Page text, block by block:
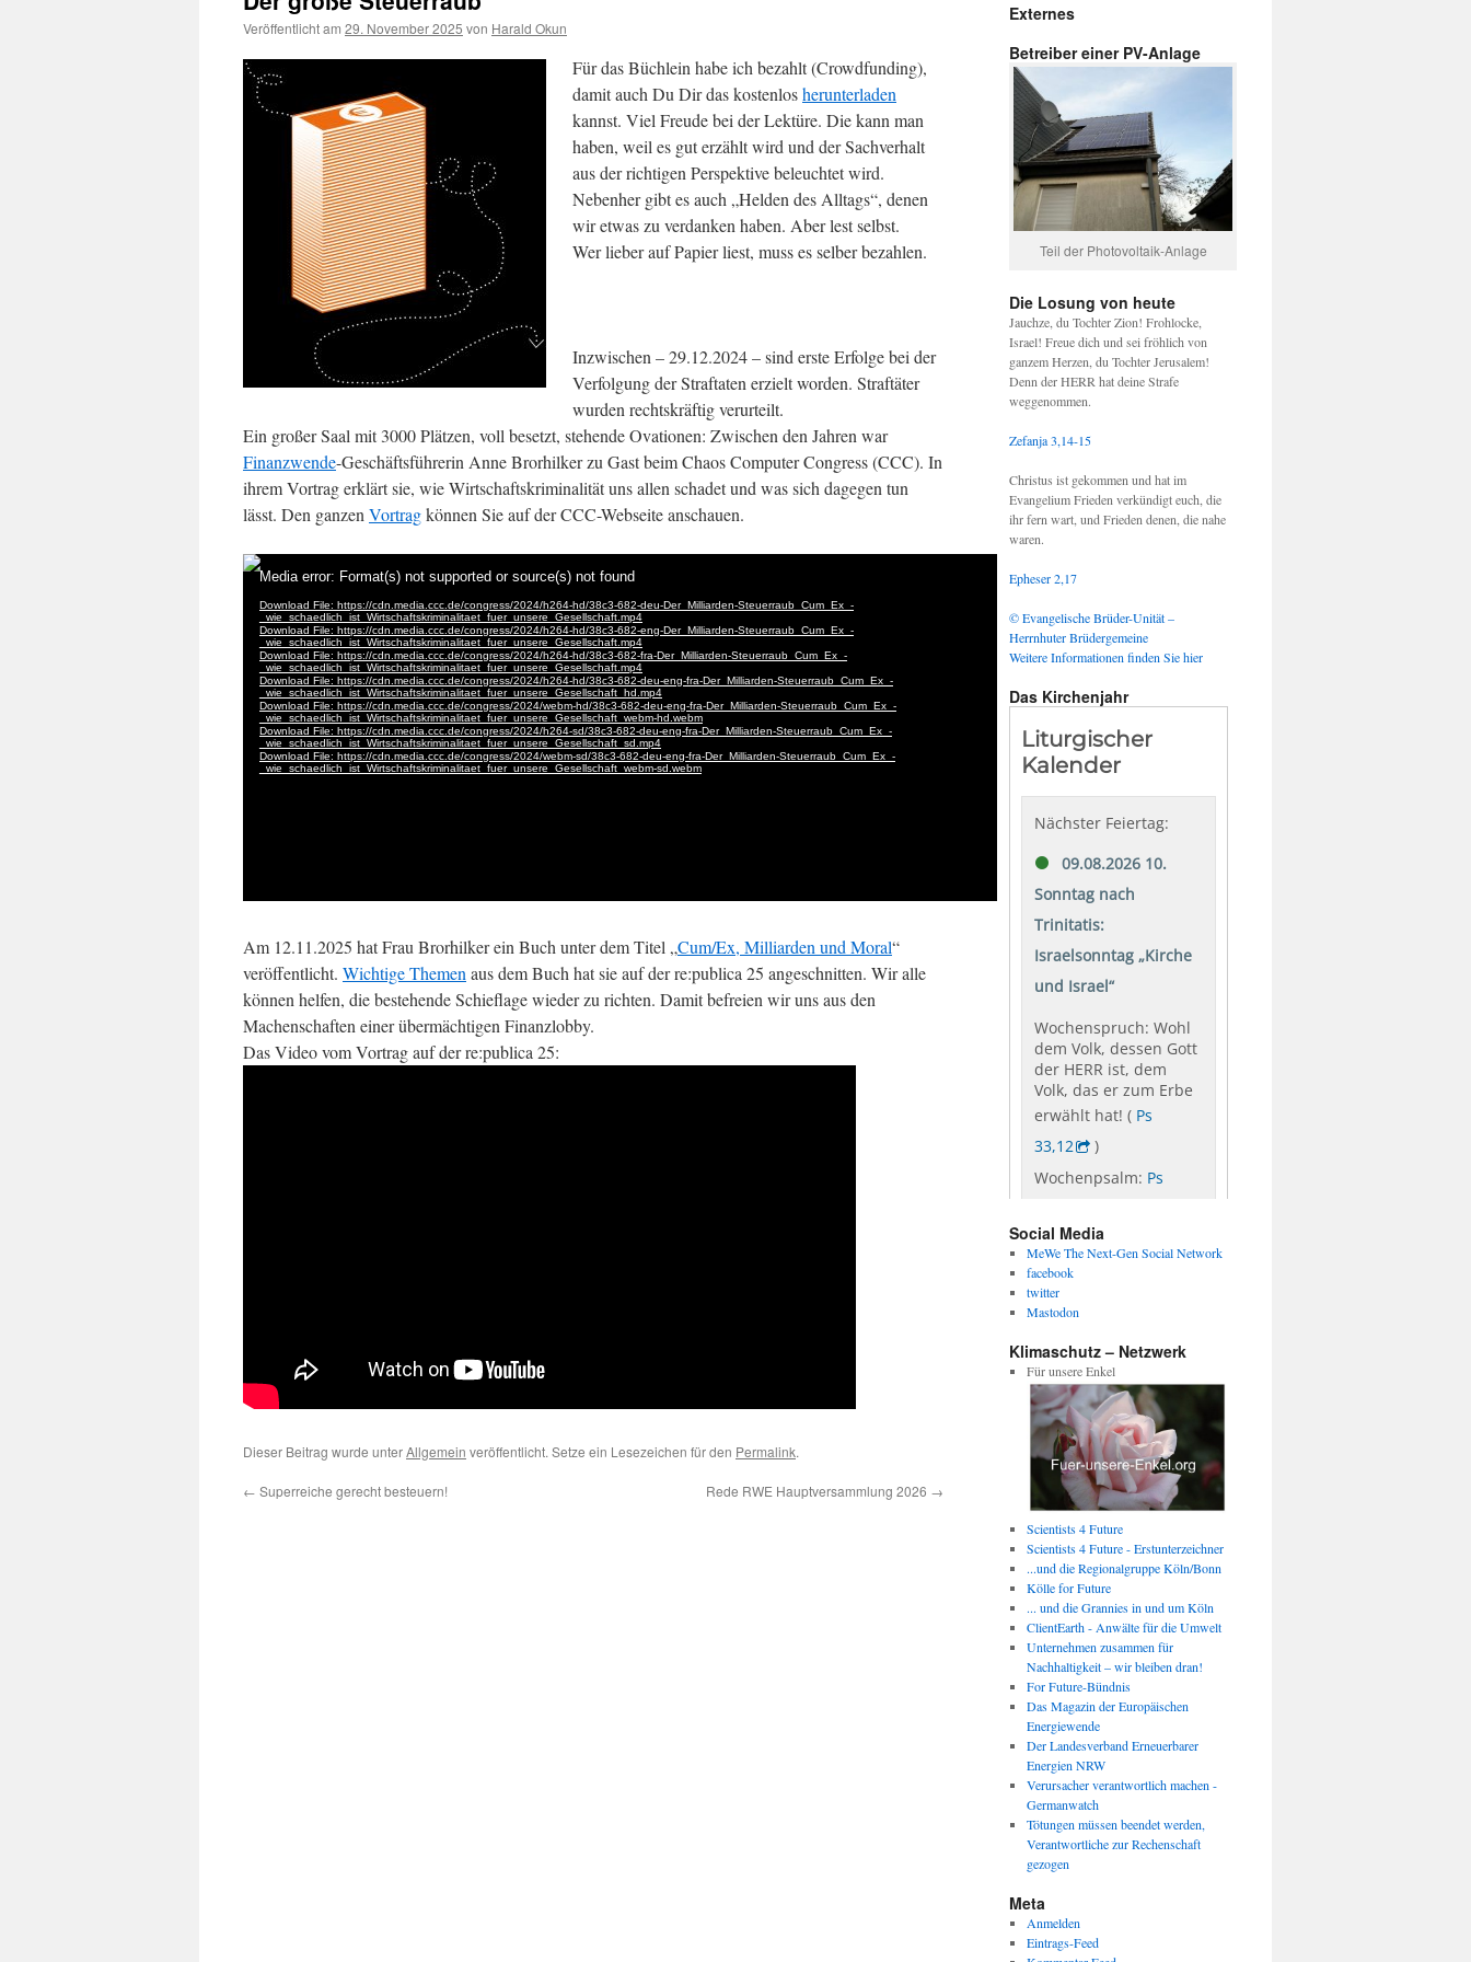
Veröffentlicht am 29. November 2025 von Harald Okun
Für das Büchlein habe ich bezahlt (Crowdfunding),
damit auch Du Dir das kostenlosherunterladen
kannst. Viel Freude bei der Lektüre. Die kann man
haben, weil es gut erzählt wird und der Sachverhalt
aus der richtigen Perspektive beleuchtet wird.
Nebenher gibt es auch „Helden des Alltags“, denen
wir etwas zu verdanken haben. Aber lest selbst.
Wer lieber auf Papier liest, muss es selber bezahlen.
Inzwischen – 29.12.2024 – sind erste Erfolge bei der
Verfolgung der Straftaten erzielt worden. Straftäter
wurden rechtskräftig verurteilt.
Ein großer Saal mit 3000 Plätzen, voll besetzt, stehende Ovationen: Zwischen den Jahren war
Finanzwende-Geschäftsführerin Anne Brorhilker zu Gast beim Chaos Computer Congress (CCC). In
ihrem Vortrag erklärt sie, wie Wirtschaftskriminalität uns allen schadet und was sich dagegen tun
lässt. Den ganzen Vortragkönnen Sie auf der CCC-Webseite anschauen.
Am 12.11.2025 hat Frau Brorhilker ein Buch unter dem Titel „Cum/Ex, Milliarden und Moral“
veröffentlicht. Wichtige Themen aus dem Buch hat sie auf der re:publica 25 angeschnitten. Wir alle
können helfen, die bestehende Schieflage wieder zu richten. Damit befreien wir uns aus den
Machenschaften einer übermächtigen Finanzlobby.
Das Video vom Vortrag auf der re:publica 25:
Dieser Beitrag wurde unterAllgemein veröffentlicht. Setze ein Lesezeichen für den Permalink.
← Superreiche gerecht besteuern! Rede RWE Hauptversammlung 2026 →
Externes
Betreiber einer PV-Anlage
Teil der Photovoltaik-Anlage
Die Losung von heute
Jauchze, du Tochter Zion! Frohlocke,
Israel! Freue dich und sei fröhlich von
ganzem Herzen, du Tochter Jerusalem!
Denn der HERR hat deine Strafe
weggenommen.
Zefanja 3,14-15
Christus ist gekommen und hat im
Evangelium Frieden verkündigt euch, die
ihr fern wart, und Frieden denen, die nahe
waren.
Epheser 2,17
© Evangelische Brüder-Unität –
Herrnhuter Brüdergemeine
Weitere Informationen finden Sie hier
Das Kirchenjahr
Social Media
MeWe The Next-Gen Social Network
facebook
twitter
Mastodon
Klimaschutz – Netzwerk
Für unsere Enkel
Scientists 4 Future
Scientists 4 Future - Erstunterzeichner
...und die Regionalgruppe Köln/Bonn
Kölle for Future
... und die Grannies in und um Köln
ClientEarth - Anwälte für die Umwelt
Unternehmen zusammen für
Nachhaltigkeit – wir bleiben dran!
For Future-Bündnis
Das Magazin der Europäischen
Energiewende
Der Landesverband Erneuerbarer
Energien NRW
Verursacher verantwortlich machen -
Germanwatch
Tötungen müssen beendet werden,
Verantwortliche zur Rechenschaft
gezogen
Meta
Anmelden
Eintrags-Feed